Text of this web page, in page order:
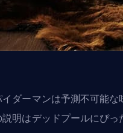
ダーマンは予測不可能な
明はデッドプールにぴ